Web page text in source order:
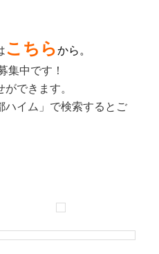
こちらから。
集中です！
できます。
イム」で検索すると ご